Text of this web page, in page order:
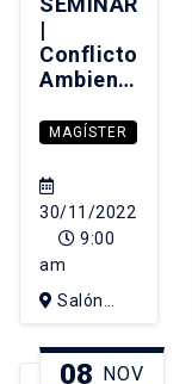
|
Conflictos
Ambientales
Trayectorias:
y
debatiendo
sobre
bases de
datos,
atlas y
de
MAGÍSTER
30/11/2022
9:00
am
Salón
Larraín
08 NOV